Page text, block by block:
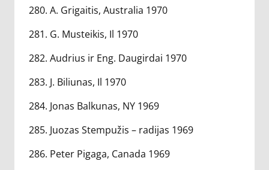
280. A. Grigaitis, Australia 1970
281. G. Musteikis, Il 1970
282. Audrius ir Eng. Daugirdai 1970
283. J. Biliunas, Il 1970
284. Jonas Balkunas, NY 1969
285. Juozas Stempužis – radijas 1969
286. Peter Pigaga, Canada 1969